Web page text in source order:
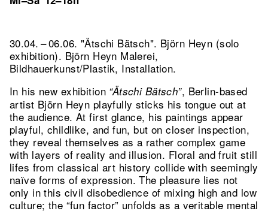
30.04. – 06.06. "Ätschi Bätsch". Björn Heyn (solo
exhibition). Björn Heyn Malerei,
Bildhauerkunst/Plastik, Installation.
In his new exhibition “Ätschi Bätsch”, Berlin-based
artist Björn Heyn playfully sticks his tongue out at
the audience. At first glance, his paintings appear
playful, childlike, and fun, but on closer inspection,
they reveal themselves as a rather complex game
with layers of reality and illusion. Floral and fruit still
lifes from classical art history collide with seemingly
naïve forms of expression. The pleasure lies not
only in this civil disobedience of mixing high and low
culture; the “fun factor” unfolds as a veritable mental